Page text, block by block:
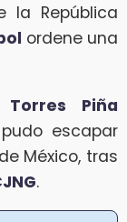
la República
ordene una
Torres Piña
pudo escapar
México, tras
.